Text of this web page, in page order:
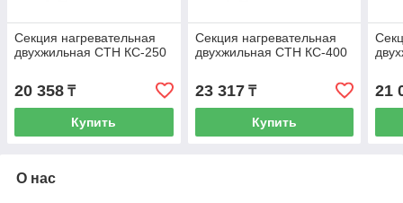
Секция нагревательная
двухжильная СТН КС-250
20 358 ₸
Купить
Секция нагревательная
двухжильная СТН КС-400
23 317₸
Купить
21
О нас